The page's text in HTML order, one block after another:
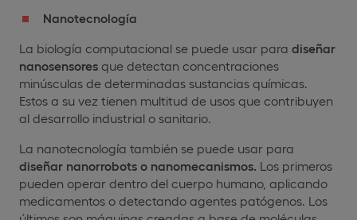
Nanotecnología
La biología computacional se puede usar para diseñar
nanosensores que detectan concentraciones
minúsculas de determinadas sustancias químicas.
Estos a su vez tienen multitud de usos que contribuyen
al desarrollo industrial o sanitario.
La nanotecnología también se puede usar para
diseñar nanorrobots o nanomecanismos. Los primeros
pueden operar dentro del cuerpo humano, aplicando
medicamentos o detectando agentes patógenos. Los